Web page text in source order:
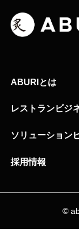
ABURIとは
レストランビジ
ソリューション
採用情報
©